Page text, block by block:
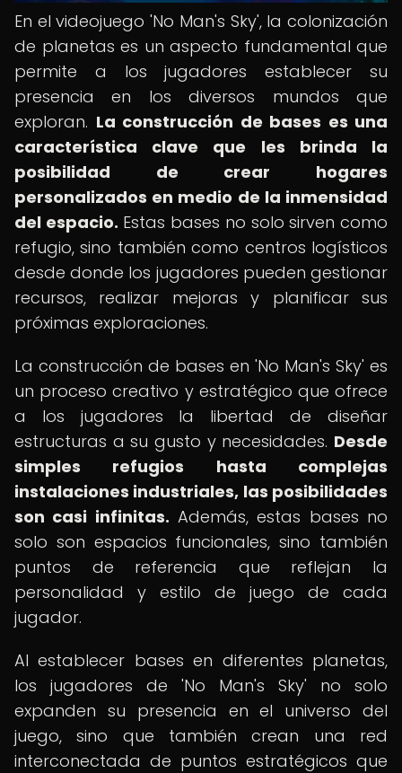
En el videojuego 'No Man's Sky', la colonización
de planetas es un aspecto fundamental que
permite a los jugadores establecer su
presencia en los diversos mundos que
exploran. La construcción de bases es una
característica clave que les brinda la
posibilidad de crear hogares
personalizados en medio de la inmensidad
del espacio. Estas bases no solo sirven como
refugio, sino también como centros logísticos
desde donde los jugadores pueden gestionar
recursos, realizar mejoras y planificar sus
próximas exploraciones.
La construcción de bases en 'No Man's Sky' es
un proceso creativo y estratégico que ofrece
a los jugadores la libertad de diseñar
estructuras a su gusto y necesidades. Desde
simples refugios hasta complejas
instalaciones industriales, las posibilidades
son casi infinitas. Además, estas bases no
solo son espacios funcionales, sino también
puntos de referencia que reflejan la
personalidad y estilo de juego de cada
jugador.
Al establecer bases en diferentes planetas,
los jugadores de 'No Man's Sky' no solo
expanden su presencia en el universo del
juego, sino que también crean una red
interconectada de puntos estratégicos que